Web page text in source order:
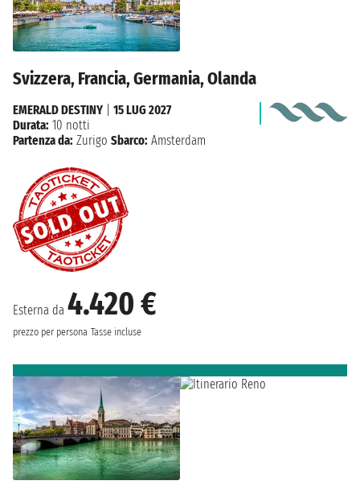
Svizzera, Francia, Germania, Olanda
Esterna da 4.420 €
prezzo per persona Tasse incluse
EMERALD DESTINY
15 LUG 2027
Durata: 10 notti
Partenza da: Zurigo Sbarco: Amsterdam